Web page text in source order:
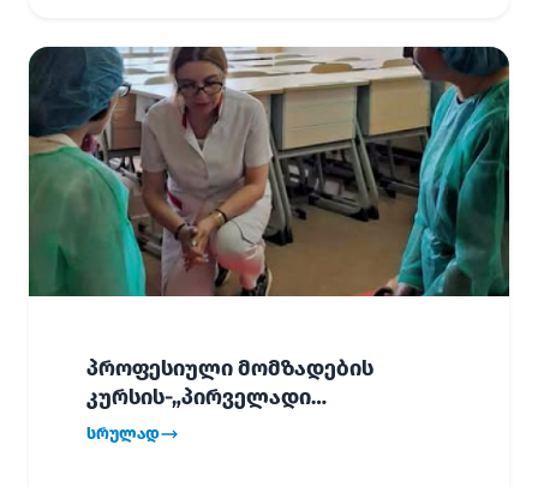
პროფესიული მომზადების
კურსის-„პირველადი
გადაუდებელი დახმარება“,
სრულად